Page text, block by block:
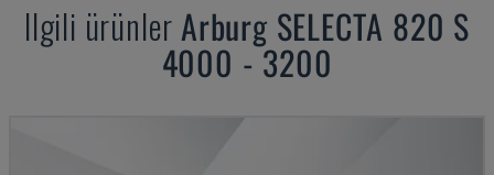
Ilgili ürünlerArburg SELECTA 820 S
4000 - 3200